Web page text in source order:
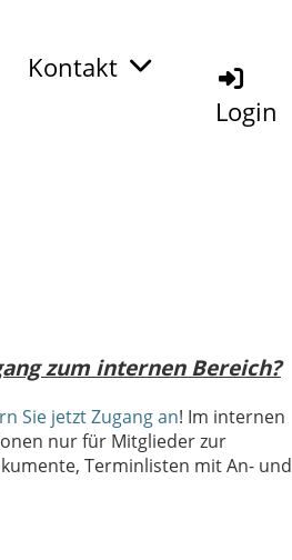
Kontakt
Login
zum internen Bereich?
Sie jetzt Zugang an! Im internen
nur für Mitglieder zur
Terminlisten mit An- und